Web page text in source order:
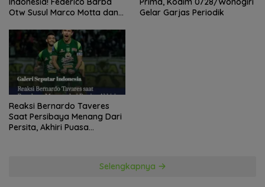
Otw Susul Marco Motta dan
Trofi?
Gelar Garjas Periodik
Reaksi Bernardo Taveres
Saat Persibaya Menang Dari
Persita, Akhiri Puasa
Selengkapnya